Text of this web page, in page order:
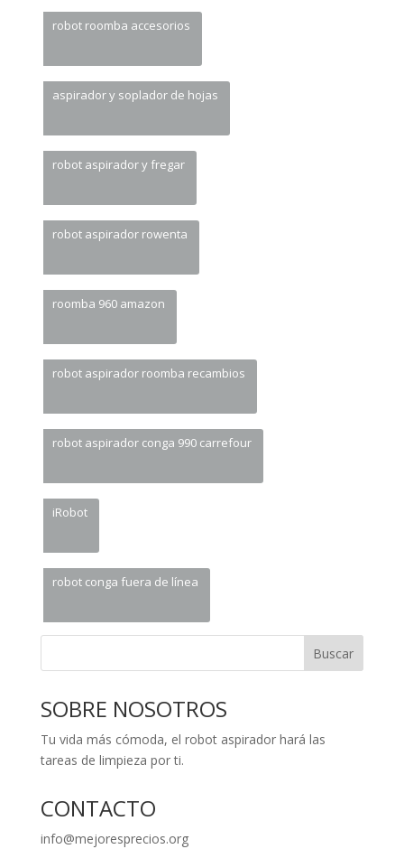
robot roomba accesorios
aspirador y soplador de hojas
robot aspirador y fregar
robot aspirador rowenta
roomba 960 amazon
robot aspirador roomba recambios
robot aspirador conga 990 carrefour
iRobot
robot conga fuera de línea
Buscar
SOBRE NOSOTROS
Tu vida más cómoda, el robot aspirador hará las
tareas de limpieza por ti.
CONTACTO
info@mejoresprecios.org